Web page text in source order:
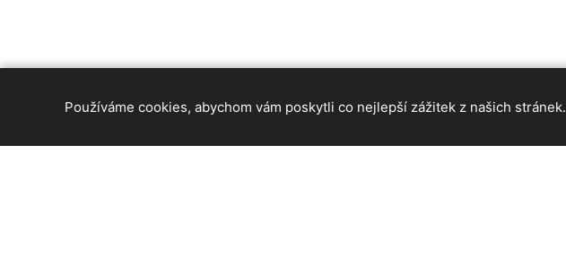
Používáme cookies, abychom vám poskytli co nejlepší zážitek z našich stránek.